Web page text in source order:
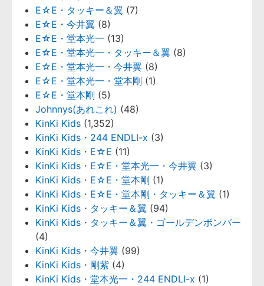
E☆E・タッキー＆翼 (7)
E☆E・今井翼 (8)
E☆E・堂本光一 (13)
E☆E・堂本光一・タッキー＆翼 (8)
E☆E・堂本光一・今井翼 (8)
E☆E・堂本光一・堂本剛 (1)
E☆E・堂本剛 (5)
Johnnys(あれこれ) (48)
KinKi Kids (1,352)
KinKi Kids・244 ENDLI-x (3)
KinKi Kids・E☆E (11)
KinKi Kids・E☆E・堂本光一・今井翼 (3)
KinKi Kids・E☆E・堂本剛 (1)
KinKi Kids・E☆E・堂本剛・タッキー＆翼 (1)
KinKi Kids・タッキー＆翼 (94)
KinKi Kids・タッキー＆翼・ゴールデンボンバー
(4)
KinKi Kids・今井翼 (99)
KinKi Kids・剛紫 (4)
KinKi Kids・堂本光一・244 ENDLI-x (1)